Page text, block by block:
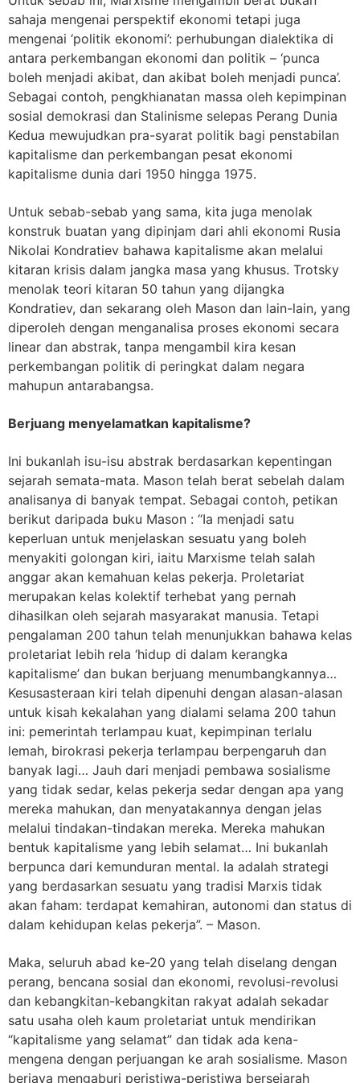
sahaja mengenai perspektif ekonomi tetapi juga
mengenai ‘politik ekonomi’: perhubungan dialektika di
antara perkembangan ekonomi dan politik – ‘punca
boleh menjadi akibat, dan akibat boleh menjadi punca’.
Sebagai contoh, pengkhianatan massa oleh kepimpinan
sosial demokrasi dan Stalinisme selepas Perang Dunia
Kedua mewujudkan pra-syarat politik bagi penstabilan
kapitalisme dan perkembangan pesat ekonomi
kapitalisme dunia dari 1950 hingga 1975.
Untuk sebab-sebab yang sama, kita juga menolak
konstruk buatan yang dipinjam dari ahli ekonomi Rusia
Nikolai Kondratiev bahawa kapitalisme akan melalui
kitaran krisis dalam jangka masa yang khusus. Trotsky
menolak teori kitaran 50 tahun yang dijangka
Kondratiev, dan sekarang oleh Mason dan lain-lain, yang
diperoleh dengan menganalisa proses ekonomi secara
linear dan abstrak, tanpa mengambil kira kesan
perkembangan politik di peringkat dalam negara
mahupun antarabangsa.
Berjuang menyelamatkan kapitalisme?
Ini bukanlah isu-isu abstrak berdasarkan kepentingan
sejarah semata-mata. Mason telah berat sebelah dalam
analisanya di banyak tempat. Sebagai contoh, petikan
berikut daripada buku Mason : “Ia menjadi satu
keperluan untuk menjelaskan sesuatu yang boleh
menyakiti golongan kiri, iaitu Marxisme telah salah
anggar akan kemahuan kelas pekerja. Proletariat
merupakan kelas kolektif terhebat yang pernah
dihasilkan oleh sejarah masyarakat manusia. Tetapi
pengalaman 200 tahun telah menunjukkan bahawa kelas
proletariat lebih rela ‘hidup di dalam kerangka
kapitalisme’ dan bukan berjuang menumbangkannya…
Kesusasteraan kiri telah dipenuhi dengan alasan-alasan
untuk kisah kekalahan yang dialami selama 200 tahun
ini: pemerintah terlampau kuat, kepimpinan terlalu
lemah, birokrasi pekerja terlampau berpengaruh dan
banyak lagi… Jauh dari menjadi pembawa sosialisme
yang tidak sedar, kelas pekerja sedar dengan apa yang
mereka mahukan, dan menyatakannya dengan jelas
melalui tindakan-tindakan mereka. Mereka mahukan
bentuk kapitalisme yang lebih selamat… Ini bukanlah
berpunca dari kemunduran mental. Ia adalah strategi
yang berdasarkan sesuatu yang tradisi Marxis tidak
akan faham: terdapat kemahiran, autonomi dan status di
dalam kehidupan kelas pekerja”. – Mason.
Maka, seluruh abad ke-20 yang telah diselang dengan
perang, bencana sosial dan ekonomi, revolusi-revolusi
dan kebangkitan-kebangkitan rakyat adalah sekadar
satu usaha oleh kaum proletariat untuk mendirikan
“kapitalisme yang selamat” dan tidak ada kena-
mengena dengan perjuangan ke arah sosialisme. Mason
berjaya mengaburi peristiwa-peristiwa bersejarah